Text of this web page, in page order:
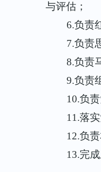
与评估；
6.负责
7.负责
8.负责
9.负责
10.负
11.落
12.负
13.完